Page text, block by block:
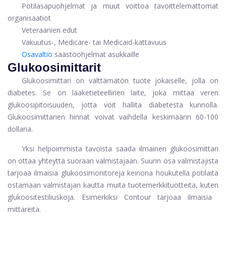
Potilasapuohjelmat ja muut voittoa tavoittelemattomat
organisaatiot
Veteraanien edut
Vakuutus-, Medicare- tai Medicaid-kattavuus
Osavaltio säästöohjelmat asukkaille
Glukoosimittarit
Glukoosimittari on välttämätön tuote jokaiselle, jolla on
diabetes. Se on lääketieteellinen laite, joka mittaa veren
glukoosipitoisuuden, jotta voit hallita diabetesta kunnolla.
Glukoosimittarien hinnat voivat vaihdella keskimäärin 60-100
dollaria.
Yksi helpoimmista tavoista saada ilmainen glukoosimittari
on ottaa yhteyttä suoraan valmistajaan. Suurin osa valmistajista
tarjoaa ilmaisia ​​glukoosimonitoreja keinona houkutella potilaita
ostamaan valmistajan kautta muita tuotemerkkituotteita, kuten
glukoositestiliuskoja. Esimerkiksi Contour tarjoaa ilmaisia ​​
mittareita.